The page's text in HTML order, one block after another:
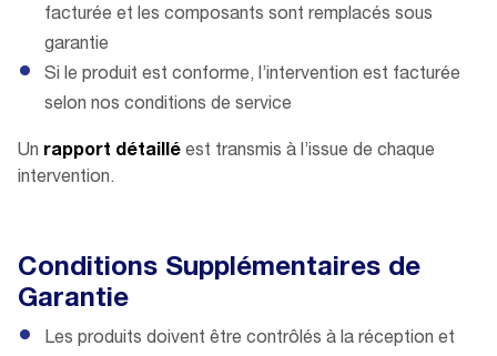
facturée et les composants sont remplacés sous
garantie
Si le produit est conforme, l’intervention est facturée
selon nos conditions de service
Un rapport détaillé est transmis à l’issue de chaque
intervention.
Conditions Supplémentaires de
Garantie
Les produits doivent être contrôlés à la réception et